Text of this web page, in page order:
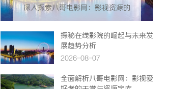
深入探索八哥电影网：影视资源的
探秘在线影院的崛起与未来发
展趋势分析
2026-08-07
全面解析八哥电影网：影视爱